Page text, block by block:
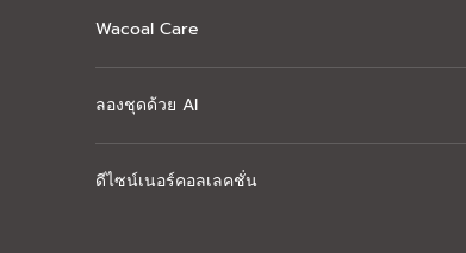
Wacoal Care
ลองชุดด้วย AI
ดีไซน์เนอร์คอลเลคชั่น